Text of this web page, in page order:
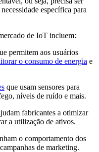
específica para
de IoT incluem:
permitem aos usuários
o consumo de energia e
que usam sensores para
níveis de ruído e mais.
fabricantes a otimizar
a utilização de ativos.
o comportamento dos
de marketing.